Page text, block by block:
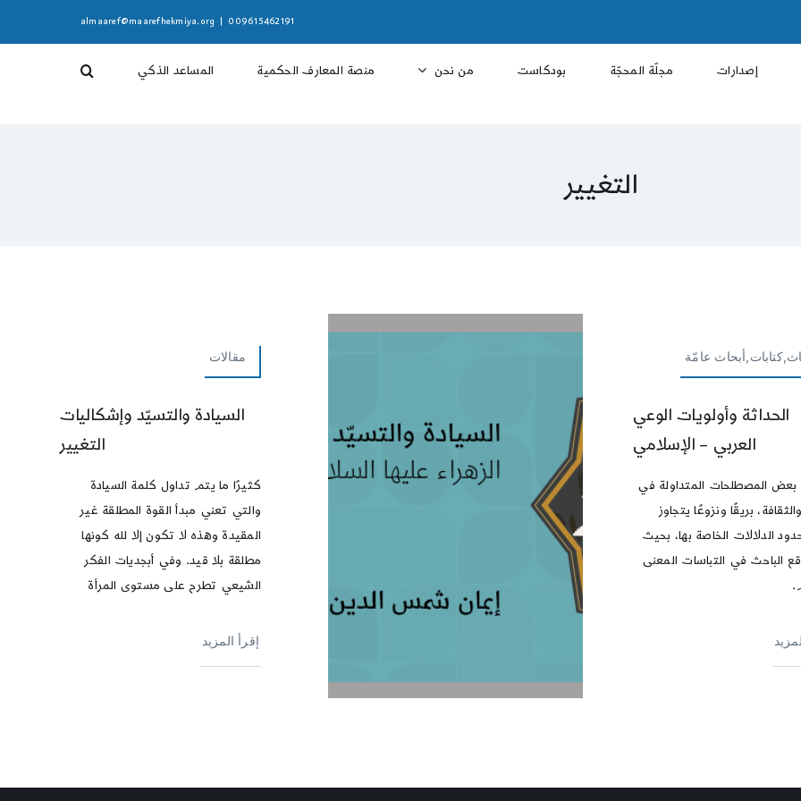
009615462191
almaaref@maarefhekmiya.org
إصدارات مجلّة المحجّة بودكاست من نحن منصة المعارف الحكمية المساعد الذكي
التغيير
عامّة
الحداثة وأولويات الوعي
العربي – الإسلامي
بعض المصطلحات المتداولة في
بريقًا ونزوعًا يتجاوز
حدود الدلالات الخاصة بها، بحيث
الباحث في التباسات المعنى
مقالات
السيادة والتسيّد وإشكاليات
التغيير
كثيرًا ما يتم تداول كلمة السيادة
والتي تعني مبدأ القوة المطلقة غير
المقيدة وهذه لا تكون إلا لله كونها
مطلقة بلا قيد. وفي أبجديات الفكر
الشيعي تطرح على مستوى المرأة
إقرأ المزيد